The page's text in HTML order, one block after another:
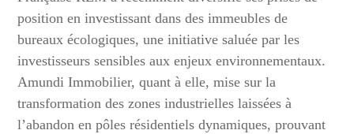
position en investissant dans des immeubles de
bureaux écologiques, une initiative saluée par les
investisseurs sensibles aux enjeux environnementaux.
Amundi Immobilier, quant à elle, mise sur la
transformation des zones industrielles laissées à
l’abandon en pôles résidentiels dynamiques, prouvant